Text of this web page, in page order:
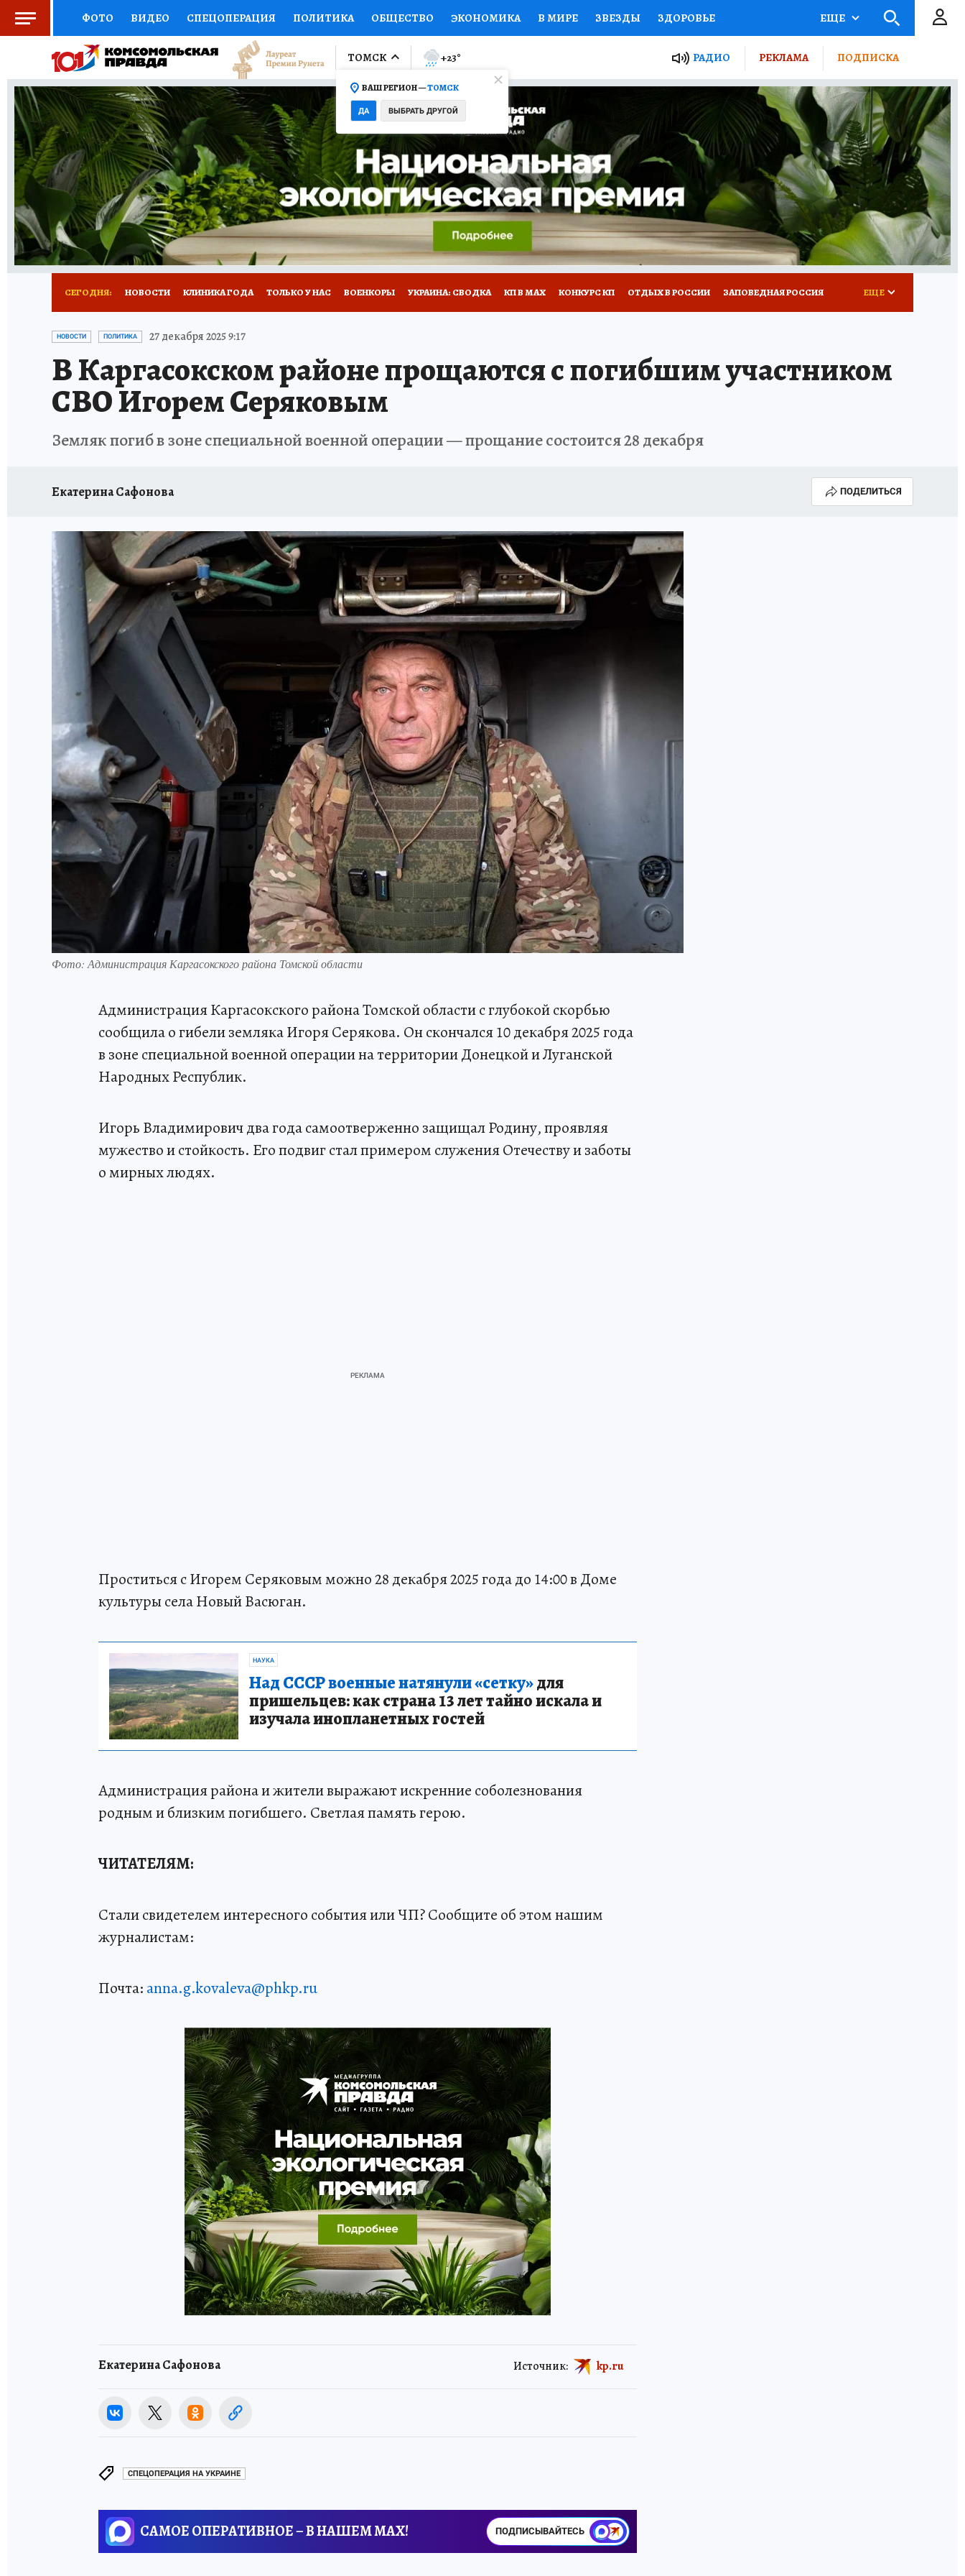
ФОТО ВИДЕО СПЕЦОПЕРАЦИЯ ПОЛИТИКА ОБЩЕСТВО ЭКОНОМИКА В МИРЕ ЗВЕЗДЫ ЗДОРОВЬЕ
СОЦПОДДЕРЖКА НАУКА СПОРТ КОЛУМНИСТЫ ПРОИСШЕСТВИЯ НАЦИОНАЛЬНЫЕ ПРОЕКТЫ РОССИИ
ВЫБОР ЭКСПЕРТОВ ДОКТОР ФИНАНСЫ ОТКРЫВАЕМ МИР Я ЗНАЮ СЕМЬЯ ЖЕНСКИЕ СЕКРЕТЫ ПУТЕВОДИТЕЛЬ
КНИЖНАЯ ПОЛКА ПРОГНОЗЫ НА СПОРТ ПРОМОКОДЫ СЕРИАЛЫ СПЕЦПРОЕКТЫ ДЕФИЦИТ ЖЕЛЕЗА ТУРИЗМ
ПРЕСС-ЦЕНТР НЕДВИЖИМОСТЬ ТЕЛЕВИЗОР КОЛЛЕКЦИИ КОНКУРСЫ РАБОТА У НАС ГИД ПОТРЕБИТЕЛЯ ВСЕ О КП
РАДИО КП РЕКЛАМА ТЕСТЫ НОВОЕ НА САЙТЕ
ЕЩЕ
ТОМСК
ВАШ РЕГИОН —ТОМСК
ДА ВЫБРАТЬ ДРУГОЙ
+23° РАДИО РЕКЛАМА ПОДПИСКА
СЕГОДНЯ: НОВОСТИ КЛИНИКА ГОДА ТОЛЬКО У НАС ВОЕНКОРЫ УКРАИНА: СВОДКА КП В МАХ КОНКУРС КП ОТДЫХ В РОССИИ ЗАПОВЕДНАЯ РОССИЯ
ПРОИСШЕСТВИЯ АФИША
ЕЩЕ
НОВОСТИ ПОЛИТИКА 27 декабря 2025 9:17
В Каргасокском районе прощаются с погибшим участником
СВО Игорем Серяковым
Земляк погиб в зоне специальной военной операции — прощание состоится 28 декабря
Екатерина Сафонова ПОДЕЛИТЬСЯ
Фото: Администрация Каргасокского района Томской области
Администрация Каргасокского района Томской области с глубокой скорбью
сообщила о гибели земляка Игоря Серякова. Он скончался 10 декабря 2025 года
в зоне специальной военной операции на территории Донецкой и Луганской
Народных Республик.
Игорь Владимирович два года самоотверженно защищал Родину, проявляя
мужество и стойкость. Его подвиг стал примером служения Отечеству и заботы
о мирных людях.
Проститься с Игорем Серяковым можно 28 декабря 2025 года до 14:00 в Доме
культуры села Новый Васюган.
НАУКА
Над СССР военные натянули «сетку»для
пришельцев: как страна 13 лет тайно искала и
изучала инопланетных гостей
Администрация района и жители выражают искренние соболезнования
родным и близким погибшего. Светлая память герою.
ЧИТАТЕЛЯМ:
Стали свидетелем интересного события или ЧП? Сообщите об этом нашим
журналистам:
Почта: anna.g.kovaleva@phkp.ru
Екатерина Сафонова Источник: kp.ru
СПЕЦОПЕРАЦИЯ НА УКРАИНЕ
САМОЕ ОПЕРАТИВНОЕ – В НАШЕМ MAX! ПОДПИСЫВАЙТЕСЬ